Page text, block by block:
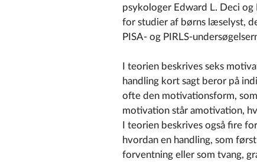
psykologer Edward L. Deci og
for studier af børns læselyst,
PISA- og PIRLS-
I teorien beskrives seks
handling kort sagt beror på
ofte den motivationsform,
motivation står amotivation,
I teorien beskrives også fire
hvordan en handling, som
forventning eller som tvang,